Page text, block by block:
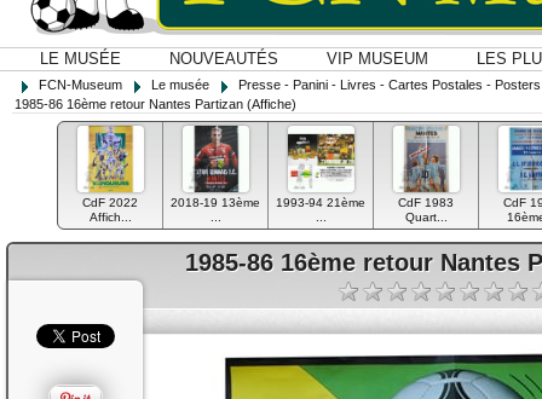
LE MUSÉE NOUVEAUTÉS VIP MUSEUM LES
FCN-Museum Le musée
Presse - Panini - Livres - Cartes Postales -
1985-86 16ème retour Nantes Partizan (Affiche)
CdF 2022
Affich...
2018-19 13ème
1993-94 21ème
CdF 1983
Quart...
CdF
1985-86 16ème retour Nantes